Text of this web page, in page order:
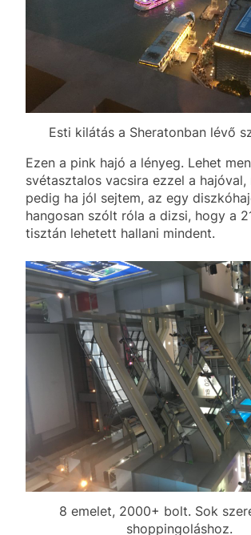
Esti kilátás a Sheratonban lévő
Ezen a pink hajó a lényeg. Lehet
svétasztalos vacsira ezzel a
pedig ha jól sejtem, az egy
hangosan szólt róla a dizsi, hogy a
tisztán lehetett hallani mindent.
8 emelet, 2000+ bolt. Sok
shoppingoláshoz.